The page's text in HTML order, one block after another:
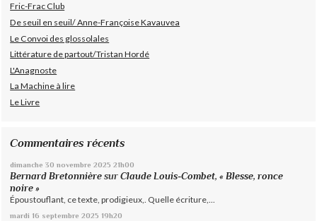
Fric-Frac Club
De seuil en seuil/ Anne-Françoise Kavauvea
Le Convoi des glossolales
Littérature de partout/Tristan Hordé
L'Anagnoste
La Machine à lire
Le Livre
Commentaires récents
dimanche 30 novembre 2025 21h00
Bernard Bretonnière surClaude Louis-Combet, « Blesse, ronce
noire »
Époustouflant, ce texte, prodigieux,. Quelle écriture,...
mardi 16 septembre 2025 19h20